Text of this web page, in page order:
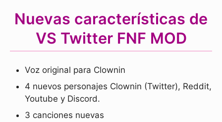
Nuevas características de
VS Twitter FNF MOD
Voz original para Clownin
4 nuevos personajes Clownin (Twitter), Reddit,
Youtube y Discord.
3 canciones nuevas